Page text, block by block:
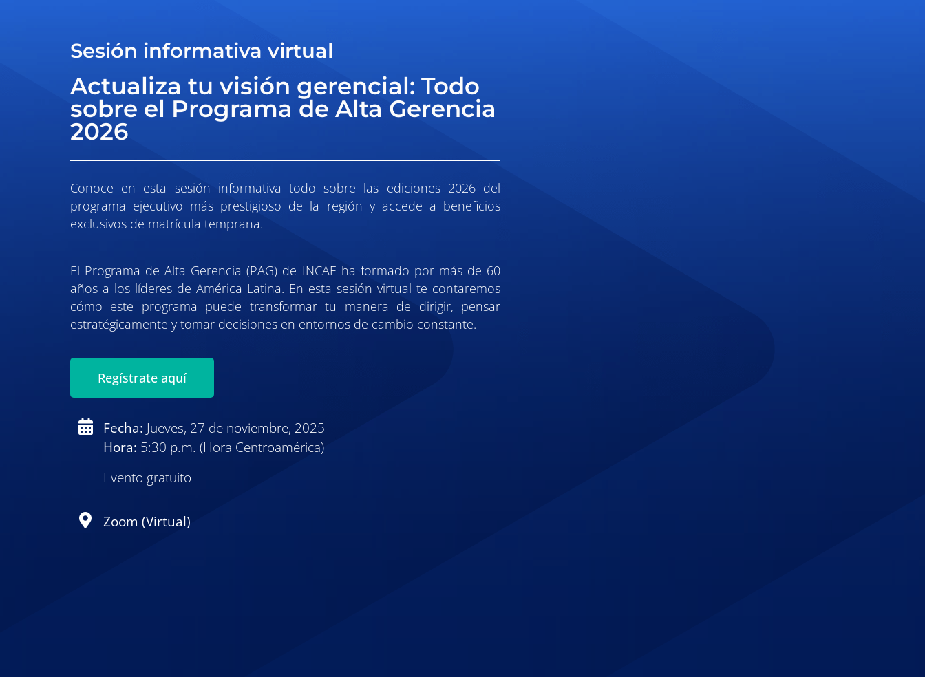
Sesión informativa virtual
Actualiza tu visión gerencial: Todo
sobre el Programa de Alta Gerencia
2026
Conoce en esta sesión informativa todo sobre las ediciones 2026 del
programa ejecutivo más prestigioso de la región y accede a beneficios
exclusivos de matrícula temprana.
El Programa de Alta Gerencia (PAG) de INCAE ha formado por más de 60
años a los líderes de América Latina. En esta sesión virtual te contaremos
cómo este programa puede transformar tu manera de dirigir, pensar
estratégicamente y tomar decisiones en entornos de cambio constante.
Regístrate aquí
Fecha: Jueves, 27 de noviembre, 2025
Hora: 5:30 p.m. (Hora Centroamérica)
Evento gratuito
Zoom (Virtual)